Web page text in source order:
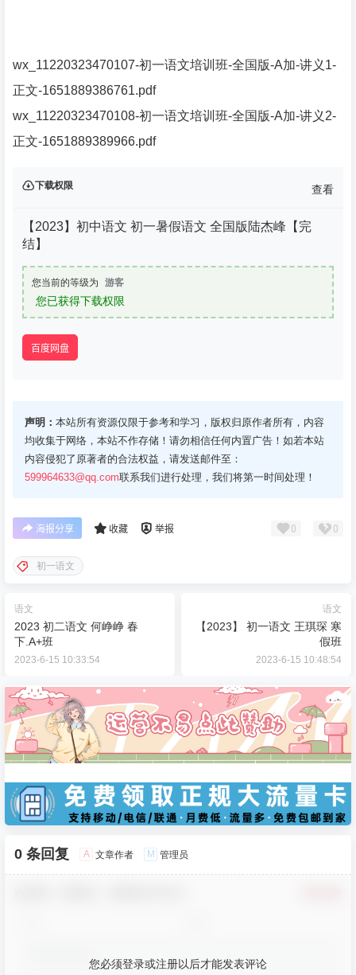
wx_11220323470107-初一语文培训班-全国版-A加-讲义1-
正文-1651889386761.pdf
wx_11220323470108-初一语文培训班-全国版-A加-讲义2-
正文-1651889389966.pdf
下载权限 查看
【2023】初中语文 初一暑假语文 全国版陆杰峰【完
结】
您当前的等级为 游客
您已获得下载权限
百度网盘
声明： 本站所有资源仅限于参考和学习，版权归原作者所有，内容
均收集于网络，本站不作存储！请勿相信任何内置广告！如若本站
内容侵犯了原著者的合法权益，请发送邮件至：
599964633@qq.com联系我们进行处理，我们将第一时间处理！
海报分享 收藏 举报 0 0
初一语文
语文
2023 初二语文 何峥峥 春
下.A+班
2023-6-15 10:33:54
语文
【2023】 初一语文 王琪琛 寒
假班
2023-6-15 10:48:54
0 条回复 A 文章作者 M 管理员
您必须登录或注册以后才能发表评论